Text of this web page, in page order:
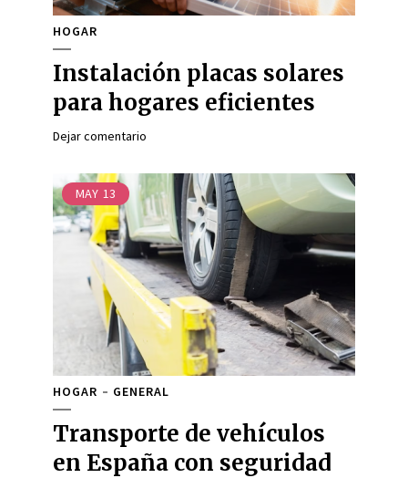
HOGAR
Instalación placas solares
para hogares eficientes
Dejar comentario
MAY 13
HOGAR GENERAL
Transporte de vehículos
en España con seguridad